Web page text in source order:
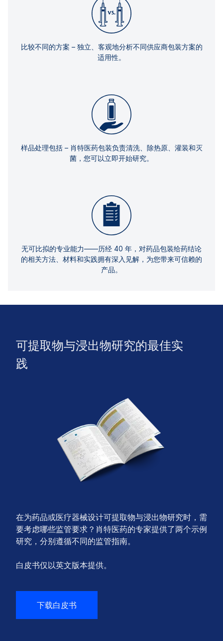
比较不同的方案 – 独立、客观地分析不同供应商包装方案的
适用性。
样品处理包括 – 肖特医药包装负责清洗、除热原、灌装和灭
菌，您可以立即开始研究。
无可比拟的专业能力——历经 40 年，对药品包装给药结论
的相关方法、材料和实践拥有深入见解，为您带来可信赖的
产品。
可提取物与浸出物研究的最佳实
践
在为药品或医疗器械设计可提取物与浸出物研究时，需
要考虑哪些监管要求？肖特医药的专家提供了两个示例
研究，分别遵循不同的监管指南。
白皮书仅以英文版本提供。
下载白皮书